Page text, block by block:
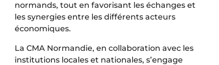
normands, tout en favorisant les échanges et
les synergies entre les différents acteurs
économiques.
La CMA Normandie, en collaboration avec les
institutions locales et nationales, s’engage